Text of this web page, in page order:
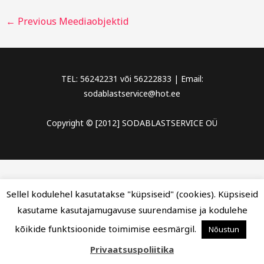
← Previous Meediaobjektid
TEL: 56242231 või 56222833 | Email:
sodablastservice@hot.ee
Copyright © [2012] SODABLASTSERVICE OÜ
Sellel kodulehel kasutatakse "küpsiseid" (cookies). Küpsiseid
kasutame kasutajamugavuse suurendamise ja kodulehe
kõikide funktsioonide toimimise eesmärgil.
Nõustun
Privaatsuspoliitika